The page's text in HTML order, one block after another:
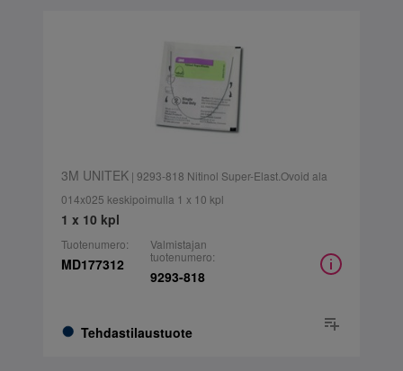
3M UNITEK| 9293-818 Nitinol Super-Elast.Ovoid ala
014x025 keskipoimulla 1 x 10 kpl
1 x 10 kpl
Tuotenumero:
MD177312
Tehdastilaustuote
Valmistajan
tuotenumero:
9293-818